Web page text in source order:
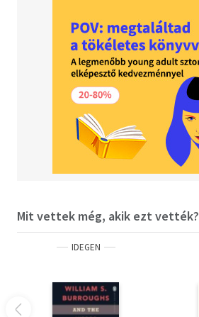
Mit vettek még, akik ezt vették?
IDEGEN